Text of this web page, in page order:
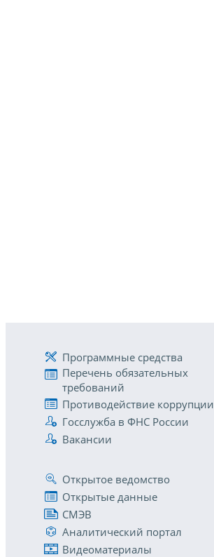
Программные средства
Перечень обязательных
требований
Противодействие коррупции
Госслужба в ФНС России
Вакансии
Открытое ведомство
Открытые данные
СМЭВ
Аналитический портал
Видеоматериалы